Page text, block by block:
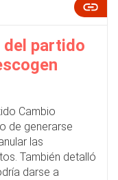
del partido
Cambio
de generarse
las
También detalló
darse a